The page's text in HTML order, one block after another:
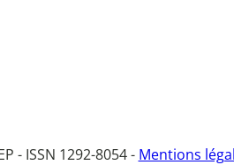
- ISSN 1292-8054 - Mentions